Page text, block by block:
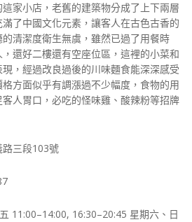
家小店，老舊的建築物分成了上下兩層
了中國文化元素，讓客人在古色古香的
清潔度衛生無虞，雖然已過了用餐時
還好二樓還有空座位區，這裡的小菜和
，經過改良過後的川味麵食能深深感受
方面似乎有調漲過不少幅度，食物的用
人胃口，必吃的怪味雞、酸辣粉等招牌
路三段103號
11:00–14:00, 16:30–20:45 星期六、日